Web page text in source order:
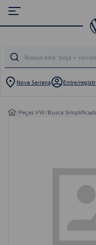
Nova Serrana Entre/
/Peças VW/Busca